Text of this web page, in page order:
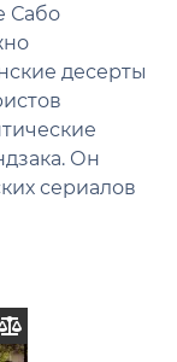
Сабо
десерты
Он
сериалов